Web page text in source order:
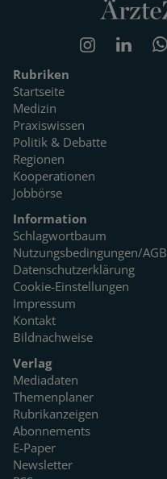
Rubriken
Startseite
Medizin
Praxiswissen
Politik & Debatte
Regionen
Kooperationen
Jobbörse
Information
Schlagwortbaum
Nutzungsbedingungen/AGB
Datenschutzerklärung
Cookie-Einstellungen
Impressum
Kontakt
Bildnachweise
Verlag
Mediadaten
Themenplaner
Rubrikanzeigen
Abonnements
E-Paper
Newsletter